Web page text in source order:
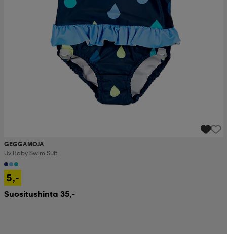
GEGGAMOJA
Uv Baby Swim Suit
5,-
Suositushinta 35,-